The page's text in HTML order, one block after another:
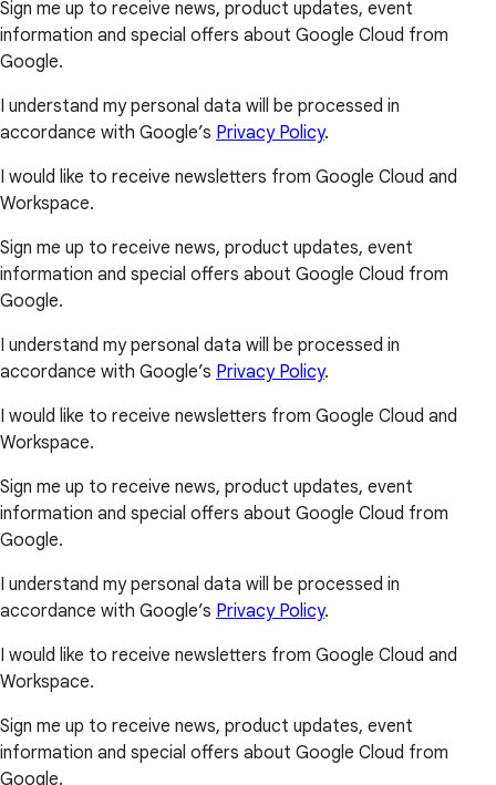
Sign me up to receive news, product updates, event
information and special offers about Google Cloud from
Google.
I understand my personal data will be processed in
accordance with Google’s Privacy Policy.
I would like to receive newsletters from Google Cloud and
Workspace.
Sign me up to receive news, product updates, event
information and special offers about Google Cloud from
Google.
I understand my personal data will be processed in
accordance with Google’s Privacy Policy.
I would like to receive newsletters from Google Cloud and
Workspace.
Sign me up to receive news, product updates, event
information and special offers about Google Cloud from
Google.
I understand my personal data will be processed in
accordance with Google’s Privacy Policy.
I would like to receive newsletters from Google Cloud and
Workspace.
Sign me up to receive news, product updates, event
information and special offers about Google Cloud from
Google.